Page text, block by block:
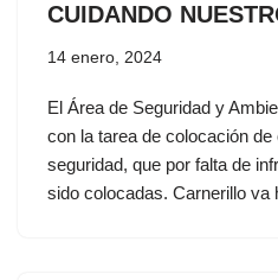
CUIDANDO
14 enero, 2024
El Área de Seguridad y
con la tarea de colocación
seguridad, que por falta de
sido colocadas. Carnerillo va